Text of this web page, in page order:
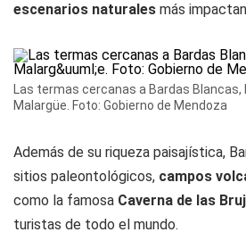
escenarios naturales más
Las termas cercanas a Bardas Blancas,
Malargüe. Foto: Gobierno de Mendoza
Además de su riqueza paisajística,
sitios paleontológicos, campos
como la famosa Caverna de las
turistas de todo el mundo.